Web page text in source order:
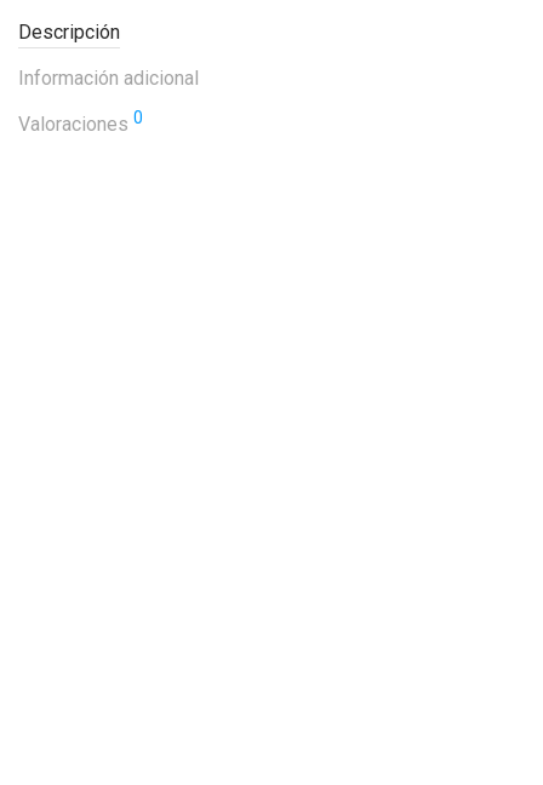
Descripción
Información adicional
Valoraciones 0